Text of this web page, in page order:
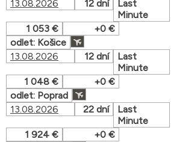
13.08.2026
12 dní
Last
Minute
1 053 €
+0 €
odlet: Košice
13.08.2026
12 dní
Last
Minute
1 048 €
+0 €
odlet: Poprad
13.08.2026
22 dní
Last
Minute
1 924 €
+0 €